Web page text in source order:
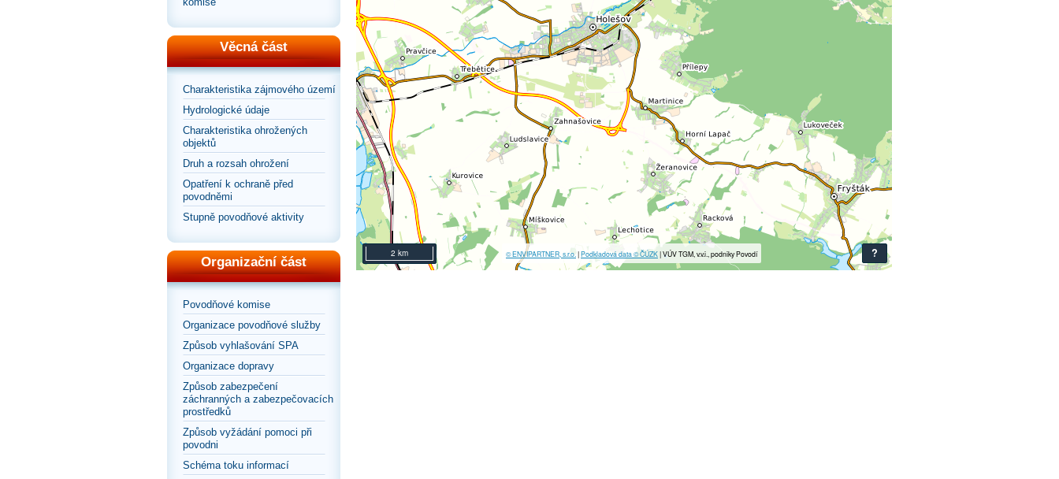
Věcná část
Charakteristika zájmového území
Hydrologické údaje
Charakteristika ohrožených
objektů
Druh a rozsah ohrožení
Opatření k ochraně před
povodněmi
Stupně povodňové aktivity
Organizační část
Povodňové komise
Organizace povodňové služby
Způsob vyhlašování SPA
Organizace dopravy
Způsob zabezpečení
záchranných a zabezpečovacích
prostředků
Způsob vyžádání pomoci při
povodni
Schéma toku informací
2 km © ENVIPARTNER, s.r.o. |Podkladová data © ČÚZK| VÚV TGM, v.v.i., podniky Povodí ?